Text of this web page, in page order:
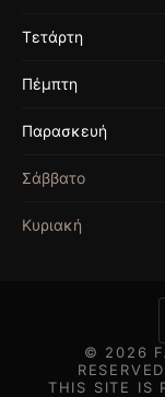
Τετάρτη
Πέμπτη
Παρασκευή
Σάββατο
Κυριακή
© 2026
THIS SITE IS